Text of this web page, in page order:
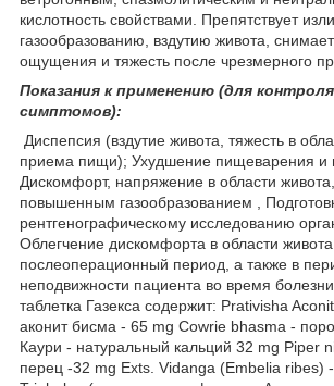
кислотность свойствами. Препятствует
газообразованию, вздутию живота,
ощущения и тяжесть после чрезмерного
Показания к применению (для
симптомов):
Диспепсия (вздутие живота, тяжесть в
приема пищи); Ухудшение пищеварения и
Дискомфорт, напряжение в области
повышенным газообразованием ,
рентгенографическому исследованию
Облегчение дискомфорта в области
послеоперационный период, а также в
неподвижности пациента во время
таблетка Газекса содержит: Prativisha
аконит бисма - 65 mg Cowrie bhasma -
Кaури - натуральный кальций 32 mg Piper
перец -32 mg Exts. Vidanga (Embelia ribes)